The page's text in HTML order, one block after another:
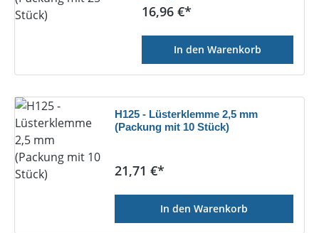
Regulärer Preis:
16,96 €*
In den Warenkorb
H125 - Lüsterklemme 2,5 mm
(Packung mit 10 Stück)
Regulärer Preis:
21,71 €*
In den Warenkorb